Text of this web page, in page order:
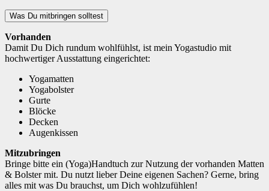
Was Du mitbringen solltest
Vorhanden
Damit Du Dich rundum wohlfühlst, ist mein Yogastudio mit
hochwertiger Ausstattung eingerichtet:
Yogamatten
Yogabolster
Gurte
Blöcke
Decken
Augenkissen
Mitzubringen
Bringe bitte ein (Yoga)Handtuch zur Nutzung der vorhanden Matten
& Bolster mit. Du nutzt lieber Deine eigenen Sachen? Gerne, bring
alles mit was Du brauchst, um Dich wohlzufühlen!